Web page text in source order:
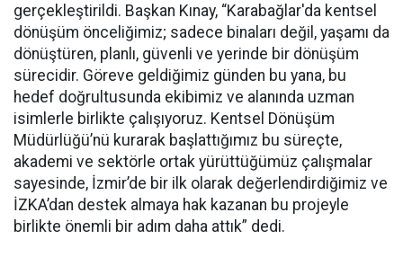
gerçekleştirildi. Başkan Kınay, “Karabağlar'da kentsel
dönüşüm önceliğimiz; sadece binaları değil, yaşamı da
dönüştüren, planlı, güvenli ve yerinde bir dönüşüm
sürecidir. Göreve geldiğimiz günden bu yana, bu
hedef doğrultusunda ekibimiz ve alanında uzman
isimlerle birlikte çalışıyoruz. Kentsel Dönüşüm
Müdürlüğü’nü kurarak başlattığımız bu süreçte,
akademi ve sektörle ortak yürüttüğümüz çalışmalar
sayesinde, İzmir’de bir ilk olarak değerlendirdiğimiz ve
İZKA’dan destek almaya hak kazanan bu projeyle
birlikte önemli bir adım daha attık” dedi.